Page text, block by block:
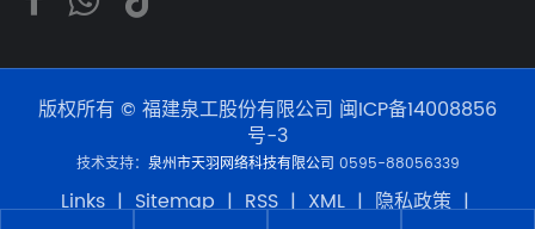
版权所有 © 福建泉工股份有限公司 闽ICP备14008856
号-3
技术支持： 泉州市天羽网络科技有限公司 0595-88056339
Links | Sitemap | RSS | XML | 隐私政策 |